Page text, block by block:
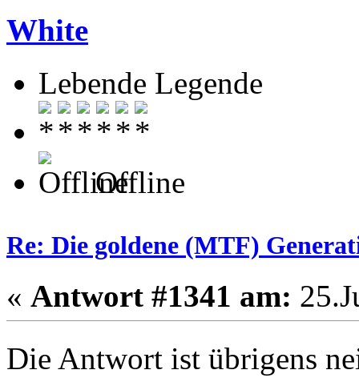
White
Lebende Legende
Offline
Re: Die goldene (MTF)
« Antwort #1341 am:
Die Antwort ist übrigens